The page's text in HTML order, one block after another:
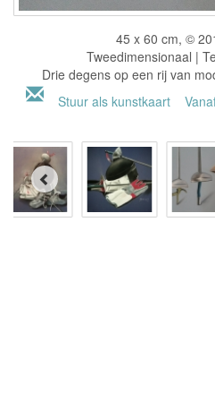
45 x 60 cm, ©
Tweedimensionaal |
Drie degens op een rij van
Stuur als kunstkaart